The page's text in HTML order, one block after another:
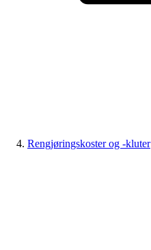
Rengjøringskoster og -kluter